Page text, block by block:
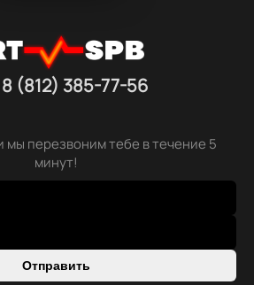
8 (812) 385-77-56
мы перезвоним тебе в течение 5
минут!
Отправить